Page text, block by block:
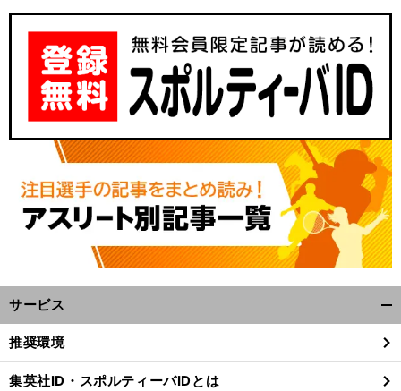
サービス
閉
推奨環境
集英社ID・スポルティーバIDとは